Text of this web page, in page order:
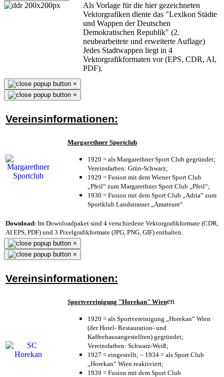
Als Vorlage für die hier gezeichneten
Vektorgrafiken diente das "Lexikon Städte
und Wappen der Deutschen
Demokratischen Republik" (2.
neubearbeitete und erweiterte Auflage)
Jedes Stadtwappen liegt in 4
Vektorgrafikformaten vor (EPS, CDR, AI,
PDF).
×
×
Vereinsinformationen:
Margarethner Sportclub
1920 = als Margarethner Sport Club gegründet;
Vereinsfarben: Grün-Schwarz;
1929 = Fusion mit dem Wiener Sport Club
„Pfeil“ zum Margarethner Sport Club „Pfeil“;
1930 = Fusion mit dem Sport Club „Adria“ zum
Sportklub Landstrasser „Amateure“
Download: Im Downloadpaket sind 4 verschiedene Vektorgrafikformate (CDR,
AI EPS, PDF) und 3 Pixelgrafikformate (JPG, PNG, GIF) enthalten.
×
×
Vereinsinformationen:
Sportvereinigung "Horekan" Wienen
1920 = als Sportvereinigung „Horekan“ Wien
(der Hotel- Restauration- und
Kaffeehausangestellten) gegründet;
Vereinsfarben: Schwarz-Weiß;
1927 = eingestellt; – 1934 = als Sport Club
„Horekan“ Wien reaktiviert;
1939 = Fusion mit dem Sport Club